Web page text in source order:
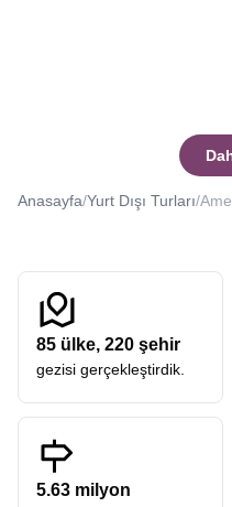
Anasayfa/Yurt Dışı Turları/
85 ülke, 220 şehir
gezisi gerçekleştirdik.
5.63 milyon